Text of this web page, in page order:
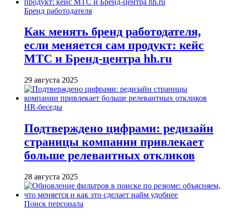
Бренд работодателя
Как менять бренд работодателя,
если меняется сам продукт: кейс
МТС и Бренд-центра hh.ru
29 августа 2025
HR-беседы
Подтверждено цифрами: редизайн
страницы компании привлекает
больше релевантных откликов
28 августа 2025
Поиск персонала